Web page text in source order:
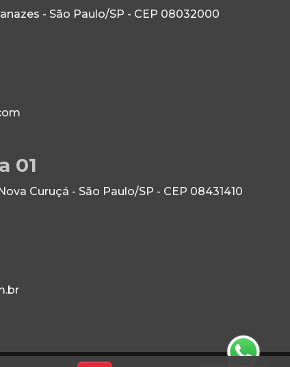
- São Paulo/SP - CEP 08032000
01
Curuçá - São Paulo/SP - CEP 08431410